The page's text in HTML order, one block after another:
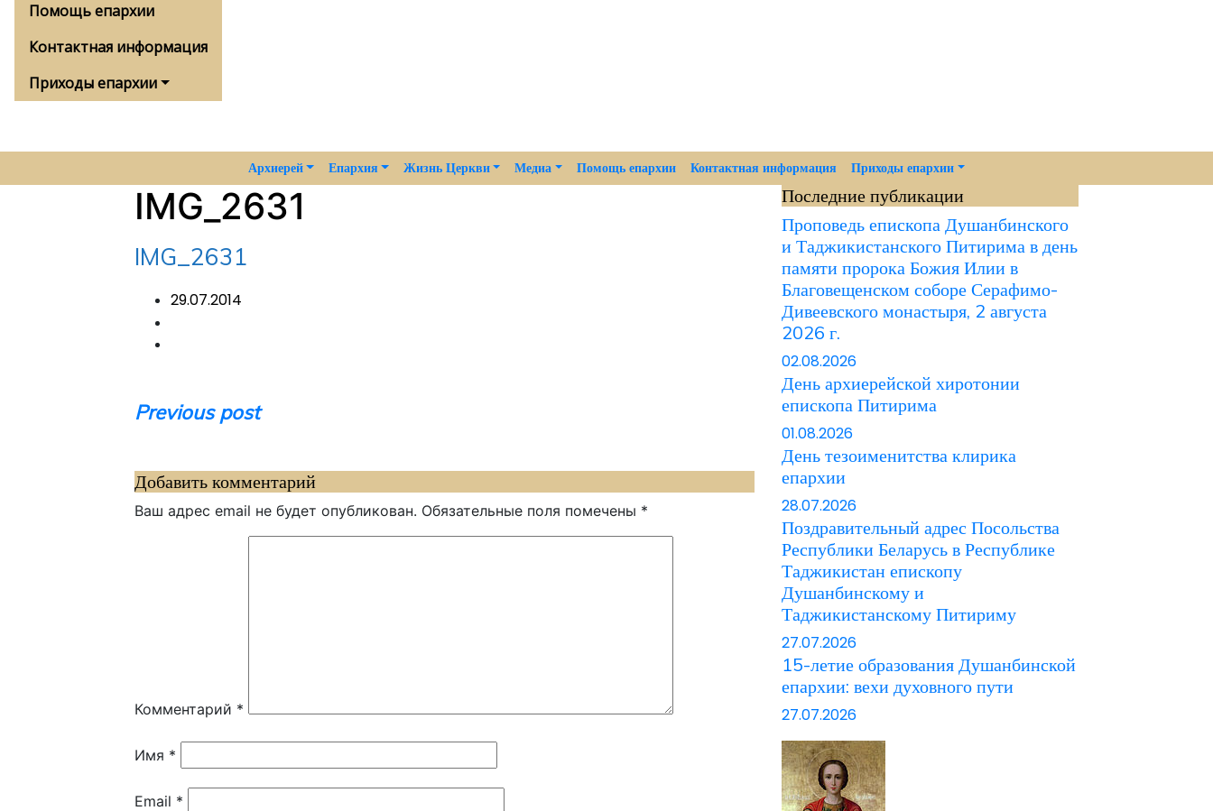
Помощь епархии
Контактная информация
Приходы епархии
Архиерей Епархия Жизнь Церкви Медиа Помощь епархии Контактная информация Приходы епархии
IMG_2631
IMG_2631
29.07.2014
Навигация
записям
Previous post
Добавить комментарий
Ваш адрес email не будет опубликован. Обязательные поля помечены *
Комментарий *
Имя *
Email *
Последние публикации
Проповедь епископа Душанбинского
и Таджикистанского Питирима в день
памяти пророка Божия Илии в
Благовещенском соборе Серафимо-
Дивеевского монастыря, 2 августа
2026 г.
02.08.2026
День архиерейской хиротонии
епископа Питирима
01.08.2026
День тезоименитства клирика
епархии
28.07.2026
Поздравительный адрес Посольства
Республики Беларусь в Республике
Таджикистан епископу
Душанбинскому и
Таджикистанскому Питириму
27.07.2026
15-летие образования Душанбинской
епархии: вехи духовного пути
27.07.2026